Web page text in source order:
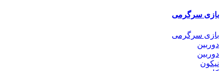
بازی سرگرمی
بازی سرگرمی
دوربین
دوربین
نیکون